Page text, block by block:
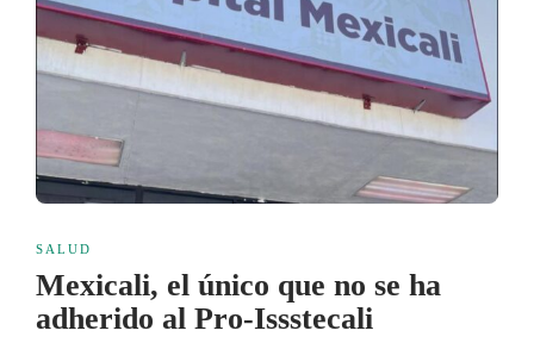
SALUD
Mexicali, el único que no se ha
adherido al Pro-Issstecali